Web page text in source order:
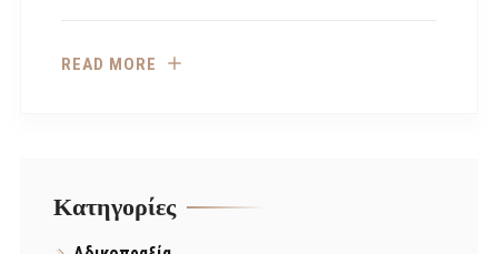
READ MORE
Kατηγορίες